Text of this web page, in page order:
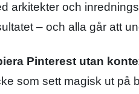
arkitekter och
– och alla går att
Pinterest utan
som sett magisk ut på